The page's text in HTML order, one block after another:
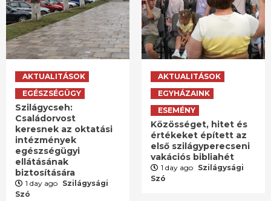
AKTUALITÁSOK
EGÉSZSÉGÜGY
Szilágycseh:
Családorvost
keresnek az oktatási
intézmények
egészségügyi
ellátásának
biztosítására
1 day ago Szilágysági
Szó
AKTUALITÁSOK
EGYHÁZAINK
ESEMÉNY
Közösséget, hitet és
értékeket épített az
első szilágyperecseni
vakációs bibliahét
1 day ago Szilágysági
Szó